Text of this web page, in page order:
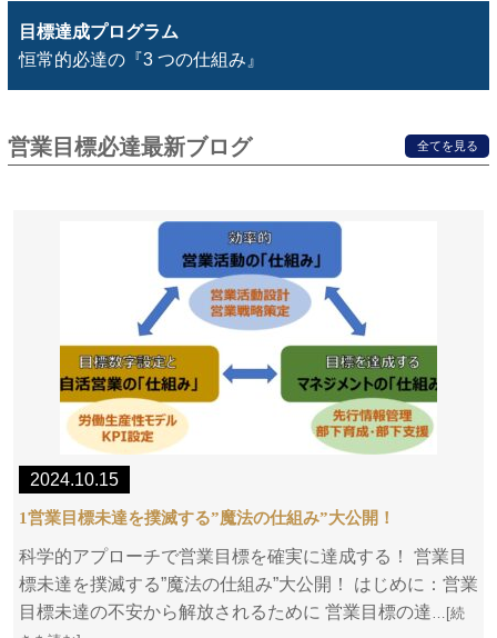
目標達成プログラム
恒常的必達の『3 つの仕組み』
営業目標必達最新ブログ 全てを見る
2024.10.15
1営業目標未達を撲滅する”魔法の仕組み”大公開！
科学的アプローチで営業目標を確実に達成する！ 営業目
標未達を撲滅する”魔法の仕組み”大公開！ はじめに：営業
目標未達の不安から解放されるために 営業目標の達 …[続